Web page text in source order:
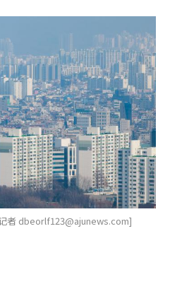
者 dbeorlf123@ajunews.com]